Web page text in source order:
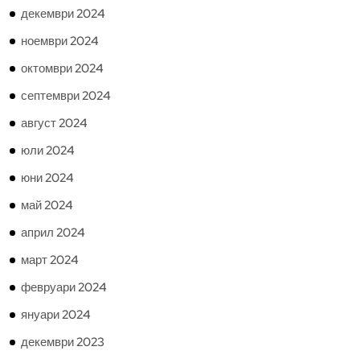
декември 2024
ноември 2024
октомври 2024
септември 2024
август 2024
юли 2024
юни 2024
май 2024
април 2024
март 2024
февруари 2024
януари 2024
декември 2023